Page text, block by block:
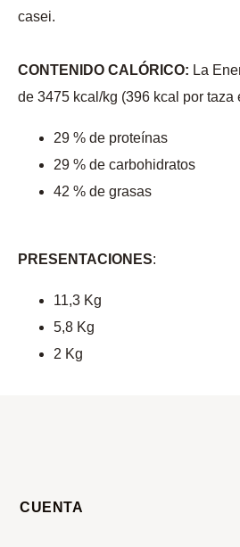
casei.
CONTENIDO CALÓRICO: La
de 3475 kcal/kg (396 kcal por taza
29 % de proteínas
29 % de carbohidratos
42 % de grasas
PRESENTACIONES:
11,3 Kg
5,8 Kg
2 Kg
CUENTA